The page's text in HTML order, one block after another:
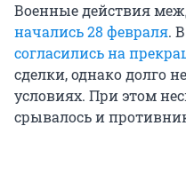
Военные действия
начались 28 февраля.
согласились на
сделки, однако долго
условиях. При этом
срывалось и